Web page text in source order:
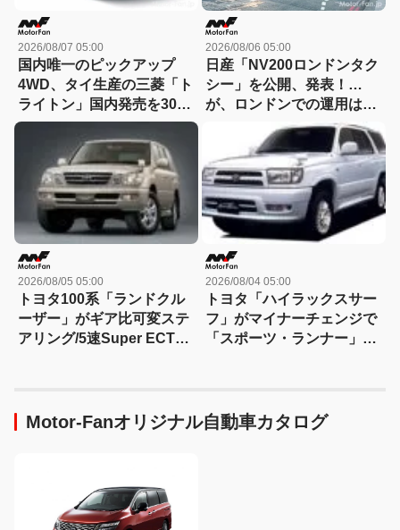
2026/08/07 05:00
国内唯一のピックアップ
4WD、タイ生産の三菱「ト
ライトン」国内発売を300
万台限定/294万円で06年に
先行予約スタート！【今日
は何の日？8月7日】
2026/08/06 05:00
日産「NV200ロンドンタク
シー」を公開、発表！…
が、ロンドンでの運用は実
現できず(涙)【今日は何の
日？8月6日】
2026/08/05 05:00
トヨタ100系「ランドクル
ーザー」がギア比可変ステ
アリング/5速Super ECTを
2026/08/04 05:00
トヨタ「ハイラックスサー
フ」がマイナーチェンジで
「スポーツ・ランナー」を
Motor-Fanオリジナル自動車カタログ